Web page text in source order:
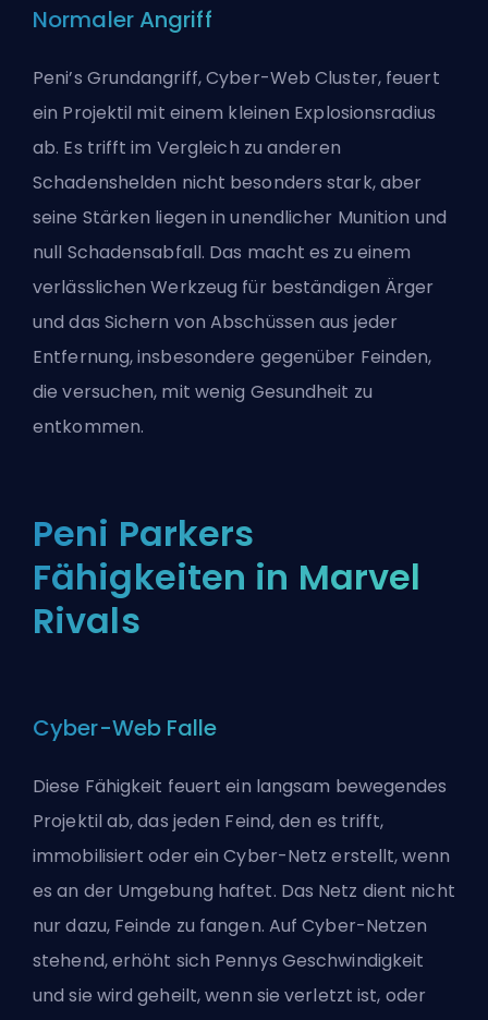
Normaler Angriff
Peni’s Grundangriff, Cyber-Web Cluster, feuert
ein Projektil mit einem kleinen Explosionsradius
ab. Es trifft im Vergleich zu anderen
Schadenshelden nicht besonders stark, aber
seine Stärken liegen in unendlicher Munition und
null Schadensabfall. Das macht es zu einem
verlässlichen Werkzeug für beständigen Ärger
und das Sichern von Abschüssen aus jeder
Entfernung, insbesondere gegenüber Feinden,
die versuchen, mit wenig Gesundheit zu
entkommen.
Peni Parkers
Fähigkeiten in Marvel
Rivals
Cyber-Web Falle
Diese Fähigkeit feuert ein langsam bewegendes
Projektil ab, das jeden Feind, den es trifft,
immobilisiert oder ein Cyber-Netz erstellt, wenn
es an der Umgebung haftet. Das Netz dient nicht
nur dazu, Feinde zu fangen. Auf Cyber-Netzen
stehend, erhöht sich Pennys Geschwindigkeit
und sie wird geheilt, wenn sie verletzt ist, oder